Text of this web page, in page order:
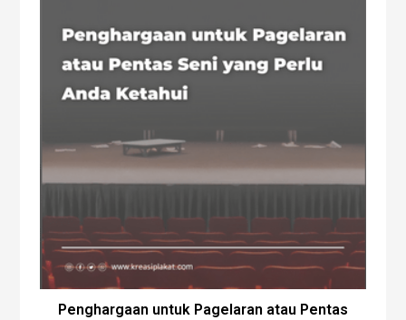
Penghargaan untuk Pagelaran atau Pentas